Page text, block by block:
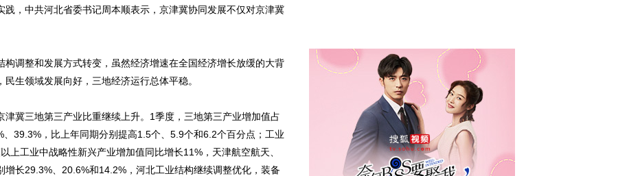
，中共河北省委书记周本顺表示，京津冀协同发展不仅对京津冀
调整和发展方式转变，虽然经济增速在全国经济增长放缓的大背
生领域发展向好，三地经济运行总体平稳。
冀三地第三产业比重继续上升。1季度，三地第三产业增加值占
39.3%，比上年同期分别提高1.5个、5.9个和6.2个百分点；工业
上工业中战略性新兴产业增加值同比增长11%，天津航空航天、
长29.3%、20.6%和14.2%，河北工业结构继续调整优化，装备